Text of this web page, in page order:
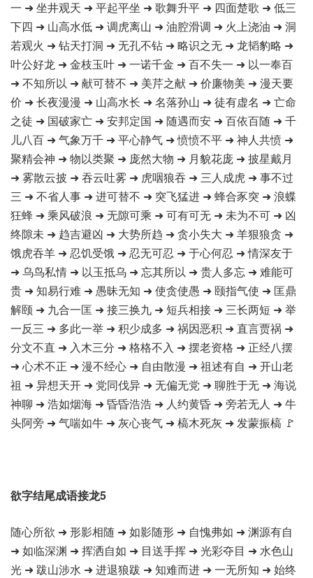
一 ➜ 坐井观天 ➜ 平起平坐 ➜ 歌舞升平 ➜ 四面楚歌 ➜ 低三
下四 ➜ 山高水低 ➜ 调虎离山 ➜ 油腔滑调 ➜ 火上浇油 ➜ 洞
若观火 ➜ 钻天打洞 ➜ 无孔不钻 ➜ 略识之无 ➜ 龙韬豹略 ➜
叶公好龙 ➜ 金枝玉叶 ➜ 一诺千金 ➜ 百不失一 ➜ 以一奉百
➜ 不知所以 ➜ 献可替不 ➜ 美芹之献 ➜ 价廉物美 ➜ 漫天要
价 ➜ 长夜漫漫 ➜ 山高水长 ➜ 名落孙山 ➜ 徒有虚名 ➜ 亡命
之徒 ➜ 国破家亡 ➜ 安邦定国 ➜ 随遇而安 ➜ 百依百随 ➜ 千
儿八百 ➜ 气象万千 ➜ 平心静气 ➜ 愤愤不平 ➜ 神人共愤 ➜
聚精会神 ➜ 物以类聚 ➜ 庞然大物 ➜ 月貌花庞 ➜ 披星戴月
➜ 雾散云披 ➜ 吞云吐雾 ➜ 虎咽狼吞 ➜ 三人成虎 ➜ 事不过
三 ➜ 不省人事 ➜ 进可替不 ➜ 突飞猛进 ➜ 蜂合豕突 ➜ 浪蝶
狂蜂 ➜ 乘风破浪 ➜ 无隙可乘 ➜ 可有可无 ➜ 未为不可 ➜ 凶
终隙未 ➜ 趋吉避凶 ➜ 大势所趋 ➜ 贪小失大 ➜ 羊狠狼贪 ➜
饿虎吞羊 ➜ 忍饥受饿 ➜ 忍无可忍 ➜ 于心何忍 ➜ 情深友于
➜ 乌鸟私情 ➜ 以玉抵乌 ➜ 忘其所以 ➜ 贵人多忘 ➜ 难能可
贵 ➜ 知易行难 ➜ 愚昧无知 ➜ 使贪使愚 ➜ 颐指气使 ➜ 匡鼎
解颐 ➜ 九合一匡 ➜ 接三换九 ➜ 短兵相接 ➜ 三长两短 ➜ 举
一反三 ➜ 多此一举 ➜ 积少成多 ➜ 祸因恶积 ➜ 直言贾祸 ➜
分文不直 ➜ 入木三分 ➜ 格格不入 ➜ 摆老资格 ➜ 正经八摆
➜ 心术不正 ➜ 漫不经心 ➜ 自由散漫 ➜ 祖述有自 ➜ 开山老
祖 ➜ 异想天开 ➜ 党同伐异 ➜ 无偏无党 ➜ 聊胜于无 ➜ 海说
神聊 ➜ 浩如烟海 ➜ 昏昏浩浩 ➜ 人约黄昏 ➜ 旁若无人 ➜ 牛
头阿旁 ➜ 气喘如牛 ➜ 灰心丧气 ➜ 槁木死灰 ➜ 发蒙振槁 🚩
欲字结尾成语接龙5
随心所欲 ➜ 形影相随 ➜ 如影随形 ➜ 自愧弗如 ➜ 渊源有自
➜ 如临深渊 ➜ 挥洒自如 ➜ 目送手挥 ➜ 光彩夺目 ➜ 水色山
光 ➜ 跋山涉水 ➜ 进退狼跋 ➜ 知难而进 ➜ 一无所知 ➜ 始终